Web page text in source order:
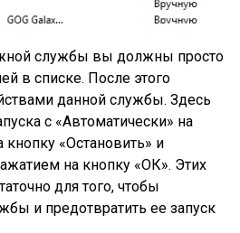
службы вы должны просто
в списке. После этого
данной службы. Здесь
с «Автоматически» на
«Остановить» и
на кнопку «ОК». Этих
для того, чтобы
и предотвратить ее запуск